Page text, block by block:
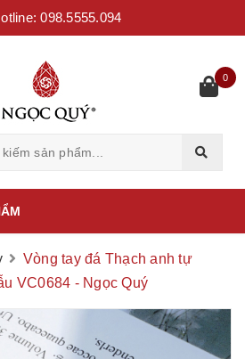
098.5555.094
0
Vòng tay đá Thạch anh tự
VC0684 - Ngọc Quý